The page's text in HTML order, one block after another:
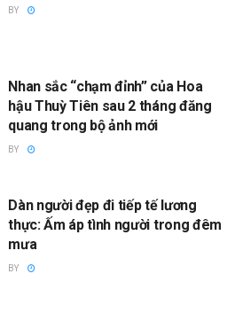
BY
Nhan sắc “chạm đỉnh” của Hoa
hậu Thuỳ Tiên sau 2 tháng đăng
quang trong bộ ảnh mới
BY
Dàn người đẹp đi tiếp tế lương
thực: Ấm áp tình người trong đêm
mưa
BY